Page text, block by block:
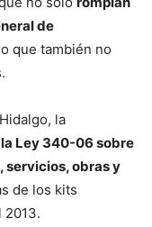
de
que también no
la
Ley 340-06 sobre
servicios, obras y
de los kits
2013.